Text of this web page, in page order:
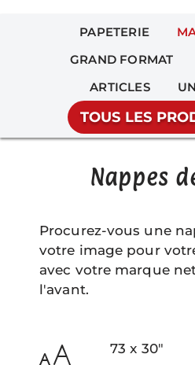
PAPETERIE
GRAND FORMAT
ARTICLES
TOUS LES
Nappes
Procurez-vous une
votre image pour
avec votre marque
l'avant.
73 x 30"